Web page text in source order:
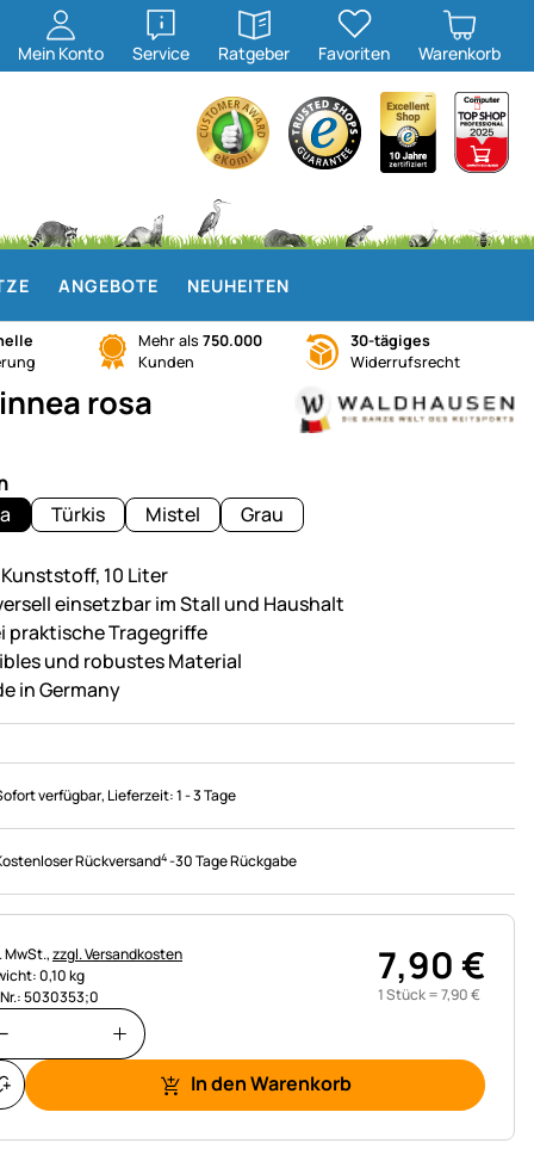
Mein Konto Service
öffnen
Ratgeber
öffnen
Favoriten Warenkorb
ANGEBOTE NEUHEITEN
Mehr als 750.000
Kunden
30-tägiges
Widerrufsrecht
rosa
Türkis Mistel Grau
10 Liter
einsetzbar im Stall und Haushalt
praktische Tragegriffe
und robustes Material
in Germany
verfügbar, Lieferzeit:1 - 3 Tage
Rückversand4-30 Tage Rückgabe
MwSt.,zzgl. Versandkosten
0,10 kg
5030353;0
7,90€
1 Stück =7,90€
In den Warenkorb